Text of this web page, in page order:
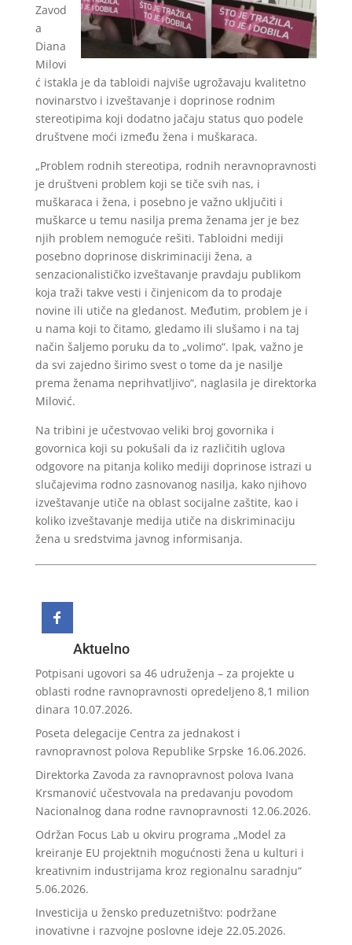
Zavod
a
Diana
Milovi
ć istakla je da tabloidi najviše ugrožavaju kvalitetno
novinarstvo i izveštavanje i doprinose rodnim
stereotipima koji dodatno jačaju status quo podele
društvene moći između žena i muškaraca.
„Problem rodnih stereotipa, rodnih neravnopravnosti
je društveni problem koji se tiče svih nas, i
muškaraca i žena, i posebno je važno uključiti i
muškarce u temu nasilja prema ženama jer je bez
njih problem nemoguće rešiti. Tabloidni mediji
posebno doprinose diskriminaciji žena, a
senzacionalističko izveštavanje pravdaju publikom
koja traži takve vesti i činjenicom da to prodaje
novine ili utiče na gledanost. Međutim, problem je i
u nama koji to čitamo, gledamo ili slušamo i na taj
način šaljemo poruku da to „volimo“. Ipak, važno je
da svi zajedno širimo svest o tome da je nasilje
prema ženama neprihvatljivo“, naglasila je direktorka
Milović.
Na tribini je učestvovao veliki broj govornika i
govornica koji su pokušali da iz različitih uglova
odgovore na pitanja koliko mediji doprinose istrazi u
slučajevima rodno zasnovanog nasilja, kako njihovo
izveštavanje utiče na oblast socijalne zaštite, kao i
koliko izveštavanje medija utiče na diskriminaciju
žena u sredstvima javnog informisanja.
Aktuelno
Potpisani ugovori sa 46 udruženja – za projekte u
oblasti rodne ravnopravnosti opredeljeno 8,1 milion
dinara 10.07.2026.
Poseta delegacije Centra za jednakost i
ravnopravnost polova Republike Srpske 16.06.2026.
Direktorka Zavoda za ravnopravnost polova Ivana
Krsmanović učestvovala na predavanju povodom
Nacionalnog dana rodne ravnopravnosti 12.06.2026.
Održan Focus Lab u okviru programa „Model za
kreiranje EU projektnih mogućnosti žena u kulturi i
kreativnim industrijama kroz regionalnu saradnju“
5.06.2026.
Investicija u žensko preduzetništvo: podržane
inovativne i razvojne poslovne ideje 22.05.2026.